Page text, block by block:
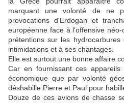
marquant une volonté de ne
provocations d'Erdogan et
européenne face à l'offensive
prétentions sur les
intimidations et à ses chantages.
Elle est surtout une bonne affaire
Car en fournissant ces
économique que par volonté
déshabille Pierre et Paul pour
Douze de ces avions de chasse